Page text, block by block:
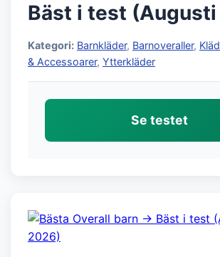
Bäst i test
Kategori: Barnkläder, Barnoveraller,
& Accessoarer, Ytterkläder
Se testet